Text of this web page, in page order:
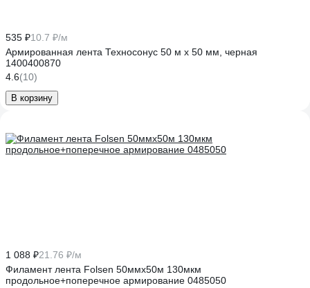
535 ₽10.7 ₽/м
Армированная лента Техносонус 50 м х 50 мм, черная
1400400870
4.6(10)
В корзину
1 088 ₽21.76 ₽/м
Филамент лента Folsen 50ммх50м 130мкм
продольное+поперечное армирование 0485050